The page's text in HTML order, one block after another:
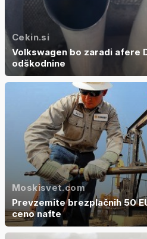
Cekin.si
Volkswagen bo zaradi afere
odškodnine
Moskisvet.com
Prevzemite brezplačnih 50
ceno nafte